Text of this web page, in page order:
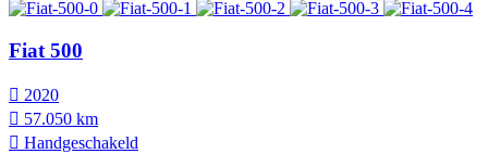
Fiat 500
2020
57.050 km
Hand­geschakeld